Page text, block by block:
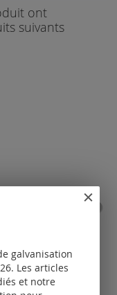
ont
suivants
galvanisation
Les articles
et notre